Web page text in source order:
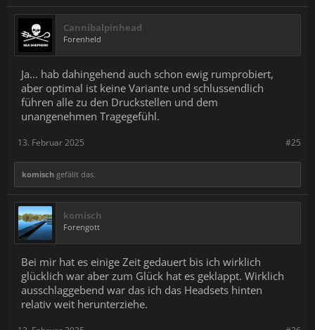
Cannibalpinhead
Forenheld
Ja... hab dahingehend auch schon ewig rumprobiert,
aber optimal ist keine Variante und schlussendlich
führen alle zu den Druckstellen und dem
unangenehmen Tragegefühl.
#25
13. Februar 2025
komisch gefällt das.
komisch
Forengott
Bei mir hat es einige Zeit gedauert bis ich wirklich
glücklich war aber zum Glück hat es geklappt. Wirklich
ausschlaggebend war das ich das Headsets hinten
relativ weit herunterziehe.